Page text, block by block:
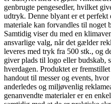
genbrugte pengesedler, hvilket
udtryk. Denne blyant er et perfekt
materiale kan forvandles til noget
Samtidig viser du med en
ansvarlige valg, når det gælder
leveres med tryk fra 500 stk., og
giver plads til logo eller budskab,
hverdagen. Produktet er
handout til messer og events,
anderledes og miljøvenlig
genanvendte materialer er en